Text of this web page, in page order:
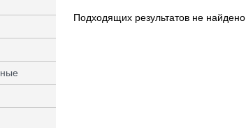
Подходящих результатов не найдено.